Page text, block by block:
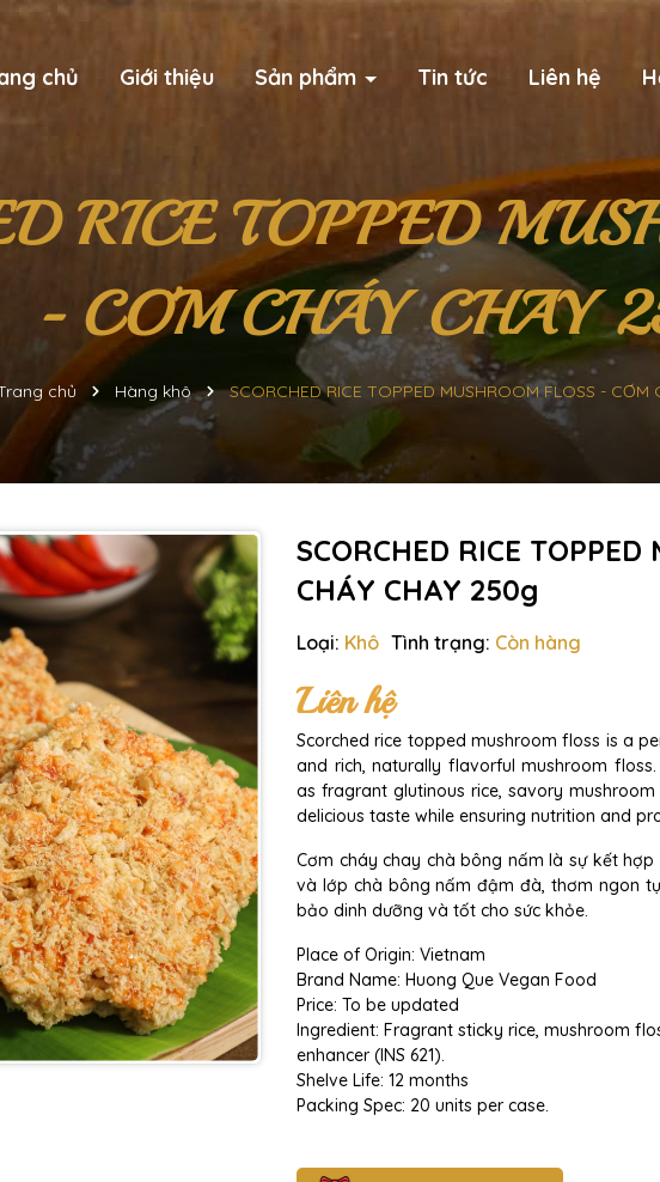
chủ Giới thiệu Sản phẩm Tin tức Liên hệ
RICE TOPPED
- CƠM CHÁY CHAY
chủ Hàng khô SCORCHED RICE TOPPED MUSHROOM FLOSS - CƠM
SCORCHED RICE TOPPED
CHÁY CHAY 250g
Loại: Khô Tình trạng: Còn hàng
Liên hệ
Scorched rice topped mushroom floss is a
and rich, naturally flavorful mushroom
as fragrant glutinous rice, savory
delicious taste while ensuring nutrition and
Cơm cháy chay chà bông nấm là sự kết
và lớp chà bông nấm đậm đà, thơm ngon
bảo dinh dưỡng và tốt cho sức khỏe.
Place of Origin: Vietnam
Brand Name: Huong Que Vegan Food
Price: To be updated
Ingredient: Fragrant sticky rice, mushroom
enhancer (INS 621).
Shelve Life: 12 months
Packing Spec: 20 units per case.